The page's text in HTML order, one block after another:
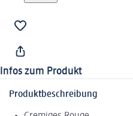
Infos zum Produkt
Produktbeschreibung